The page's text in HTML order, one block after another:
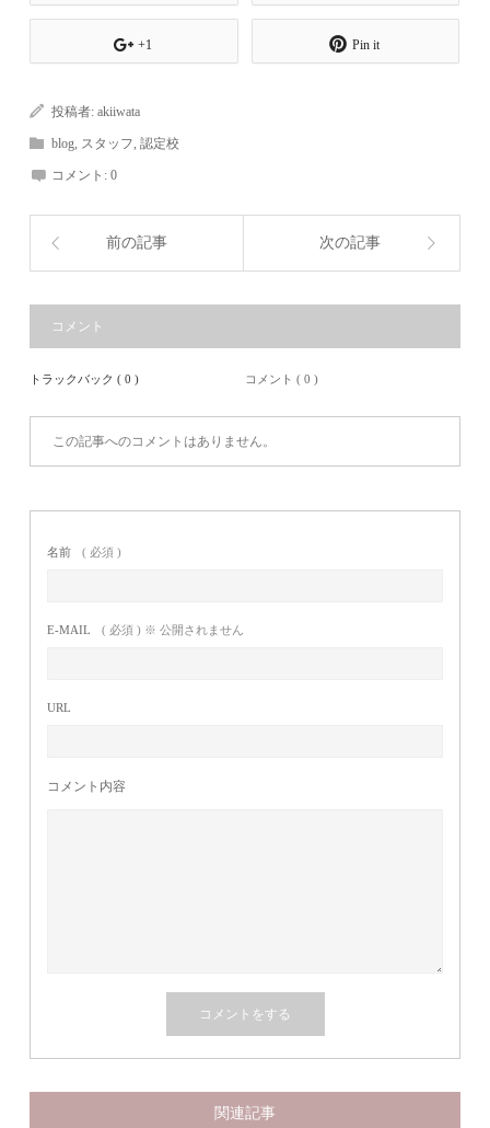
+1 Pin it
投稿者:akiiwata
blog, スタッフ,認定校
コメント:0
前の記事 次の記事
コメント
トラックバック ( 0 ) コメント ( 0 )
この記事へのコメントはありません。
名前 ( 必須 )
E-MAIL ( 必須 ) ※ 公開されません
URL
コメント内容
関連記事